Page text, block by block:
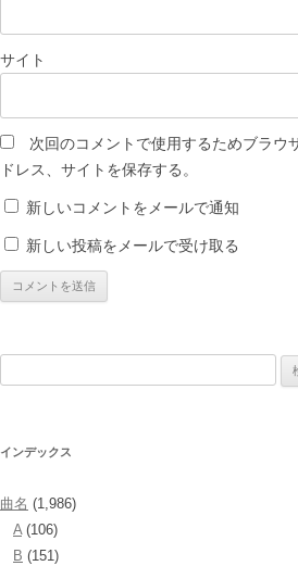
サイト
次回のコメントで使用するためブラウ
ドレス、サイトを保存する。
新しいコメントをメールで通知
新しい投稿をメールで受け取る
インデックス
曲名 (1,986)
A(106)
B (151)